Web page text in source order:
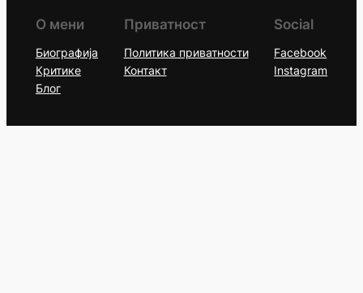
О мени
Биографија
Критике
Блог
Приватност
Политика приватности
Контакт
Social
Facebook
Instagram